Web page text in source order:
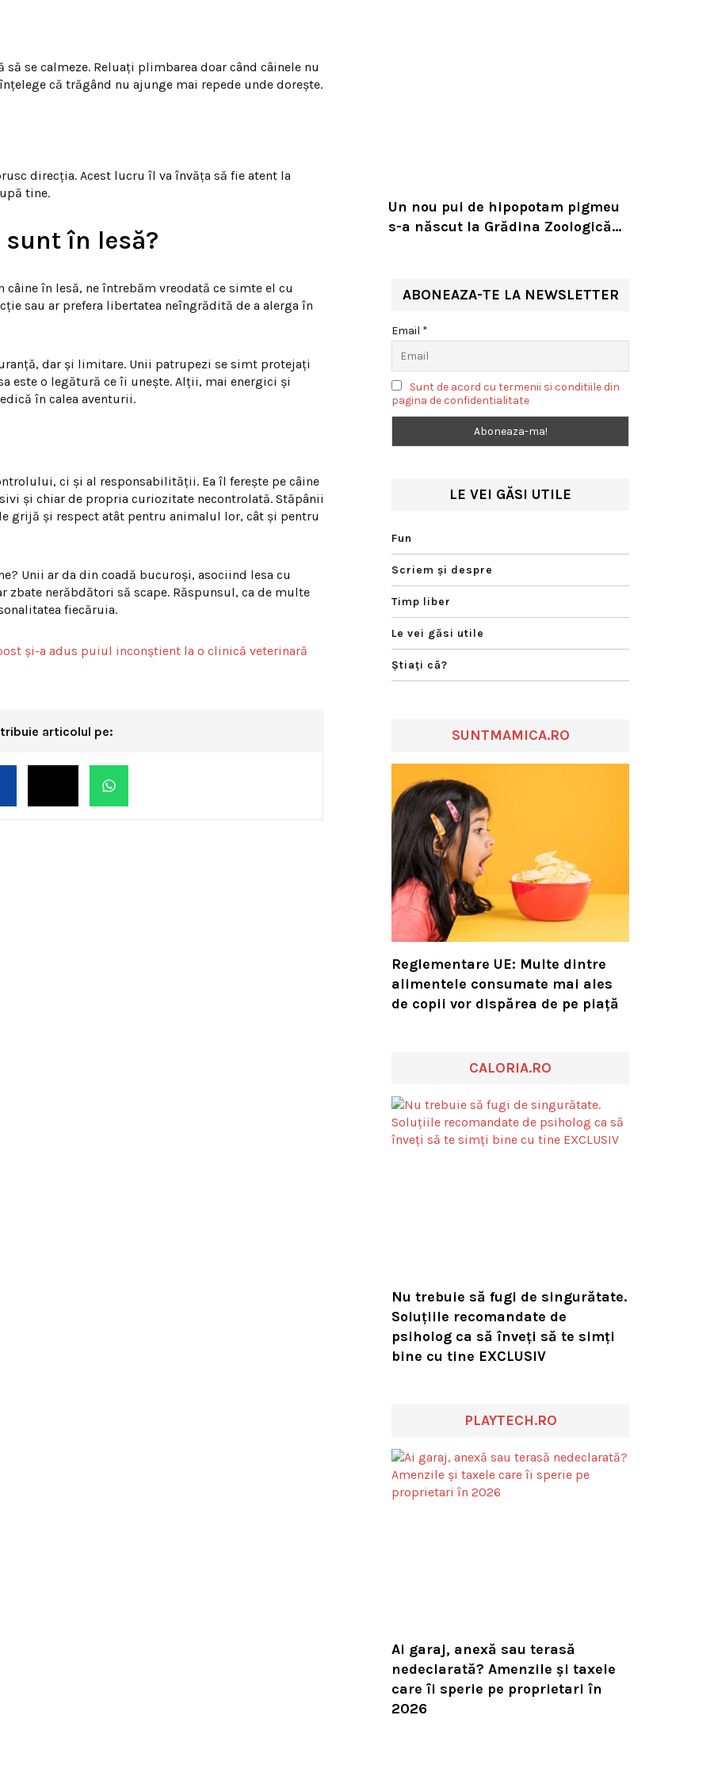
se calmeze. Reluați plimbarea doar când câinele nu
că trăgând nu ajunge mai repede unde dorește.
direcția. Acest lucru îl va învăța să fie atent la
tine.
în lesă?
în lesă, ne întrebăm vreodată ce simte el cu
sau ar prefera libertatea neîngrădită de a alerga în
dar și limitare. Unii patrupezi se simt protejați
este o legătură ce îi unește. Alții, mai energici și
în calea aventurii.
ci și al responsabilității. Ea îl ferește pe câine
și chiar de propria curiozitate necontrolată. Stăpânii
grijă și respect atât pentru animalul lor, cât și pentru
Unii ar da din coadă bucuroși, asociind lesa cu
zbate nerăbdători să scape. Răspunsul, ca de multe
fiecăruia.
și-a adus puiul inconștient la o clinică veterinară
articolul pe:
Un nou pui de hipopotam pigmeu
s-a născut la Grădina Zoologică
ABONEAZA-TE LA NEWSLETTER
Email *
Sunt de acord cu termenii si conditiile din
pagina de confidentialitate
LE VEI GĂSI UTILE
Fun
Scriem şi despre
Timp liber
Le vei găsi utile
Ştiaţi că?
SUNTMAMICA.RO
Reglementare UE: Multe dintre
alimentele consumate mai ales
de copii vor dispărea de pe piață
CALORIA.RO
Nu trebuie să fugi de singurătate.
Soluțiile recomandate de
psiholog ca să înveți să te simți
bine cu tine EXCLUSIV
PLAYTECH.RO
Ai garaj, anexă sau terasă
nedeclarată? Amenzile și taxele
care îi sperie pe proprietari în
2026